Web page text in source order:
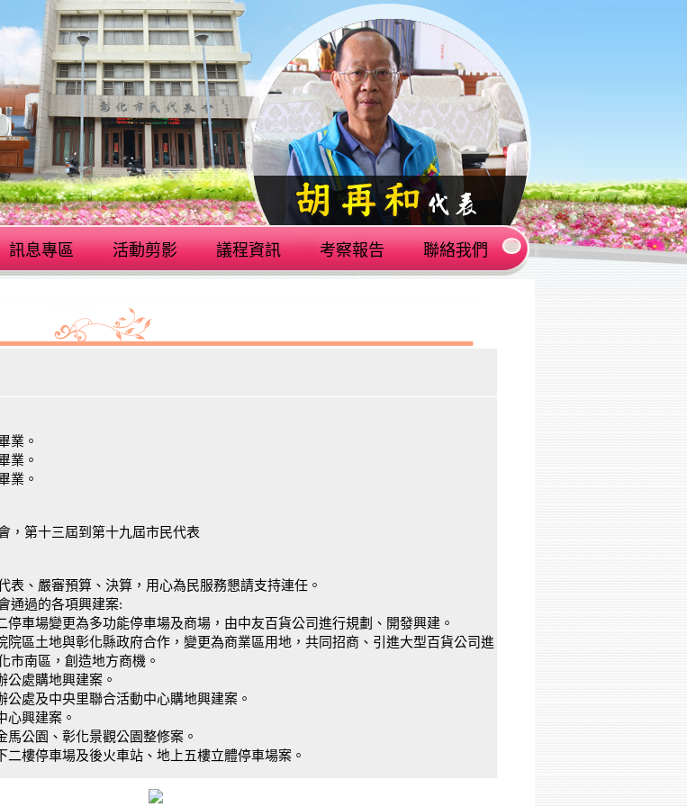
訊息專區 活動剪影 議程資訊 考察報告 聯絡我們
業。
業。
業。
，第十三屆到第十九屆市民代表
表、嚴審預算、決算，用心為民服務懇請支持連任。
通過的各項興建案:
停車場變更為多功能停車場及商場，由中友百貨公司進行規劃、開發興建。
院區土地與彰化縣政府合作，變更為商業區用地，共同招商、引進大型百貨公司進
市南區，創造地方商機。
公處購地興建案。
公處及中央里聯合活動中心購地興建案。
心興建案。
馬公園、彰化景觀公園整修案。
二樓停車場及後火車站、地上五樓立體停車場案。